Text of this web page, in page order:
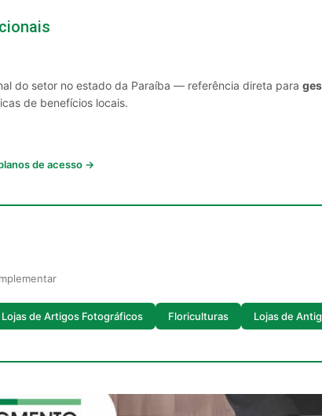
do setor no estado da Paraíba — referência direta para
de benefícios locais.
de acesso →
Lojas de Artigos Fotográficos Floriculturas Lojas de